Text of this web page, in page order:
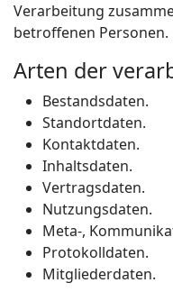
Verarbeitung
betroffenen Personen.
Arten der
Bestandsdaten.
Standortdaten.
Kontaktdaten.
Inhaltsdaten.
Vertragsdaten.
Nutzungsdaten.
Meta-,
Protokolldaten.
Mitgliederdaten.